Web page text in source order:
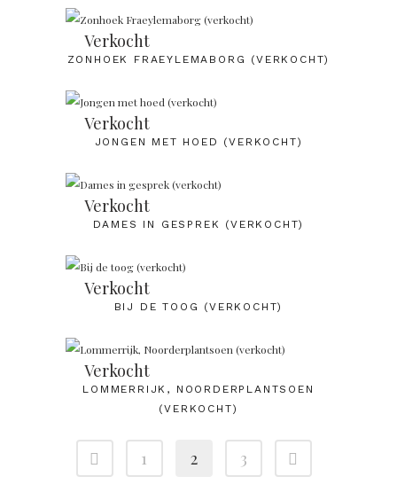
Verkocht
ZONHOEK FRAEYLEMABORG (VERKOCHT)
Verkocht
JONGEN MET HOED (VERKOCHT)
Verkocht
DAMES IN GESPREK (VERKOCHT)
Verkocht
BIJ DE TOOG (VERKOCHT)
Verkocht
LOMMERRIJK, NOORDERPLANTSOEN
(VERKOCHT)
1 2 3